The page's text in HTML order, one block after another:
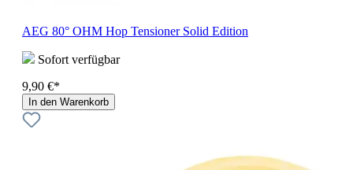
AEG 80° OHM Hop Tensioner Solid Edition
Sofort verfügbar
9,90 €*
In den Warenkorb